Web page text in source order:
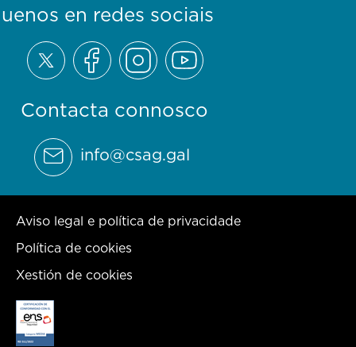
Contacta connosco
info@csag.gal
en redes sociais
Aviso legal e política de privacidade
Política de cookies
Xestión de cookies